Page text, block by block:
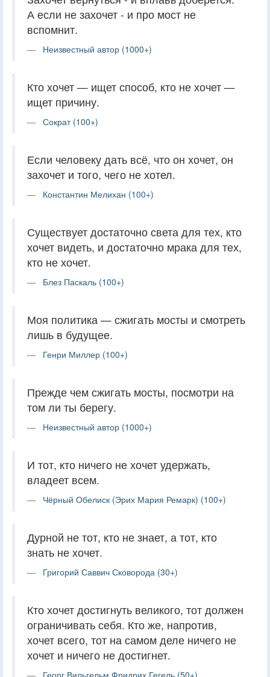
А если не захочет - и про мост не
вспомнит.
Неизвестный автор (1000+)
Кто хочет — ищет способ, кто не хочет —
ищет причину.
Сократ (100+)
Если человеку дать всё, что он хочет, он
захочет и того, чего не хотел.
Константин Мелихан (100+)
Существует достаточно света для тех, кто
хочет видеть, и достаточно мрака для тех,
кто не хочет.
Блез Паскаль (100+)
Моя политика — сжигать мосты и смотреть
лишь в будущее.
Генри Миллер (100+)
Прежде чем сжигать мосты, посмотри на
том ли ты берегу.
Неизвестный автор (1000+)
И тот, кто ничего не хочет удержать,
владеет всем.
Чёрный Обелиск (Эрих Мария Ремарк) (100+)
Дурной не тот, кто не знает, а тот, кто
знать не хочет.
Григорий Саввич Сковорода (30+)
Кто хочет достигнуть великого, тот должен
ограничивать себя. Кто же, напротив,
хочет всего, тот на самом деле ничего не
хочет и ничего не достигнет.
Георг Вильгельм Фридрих Гегель (50+)